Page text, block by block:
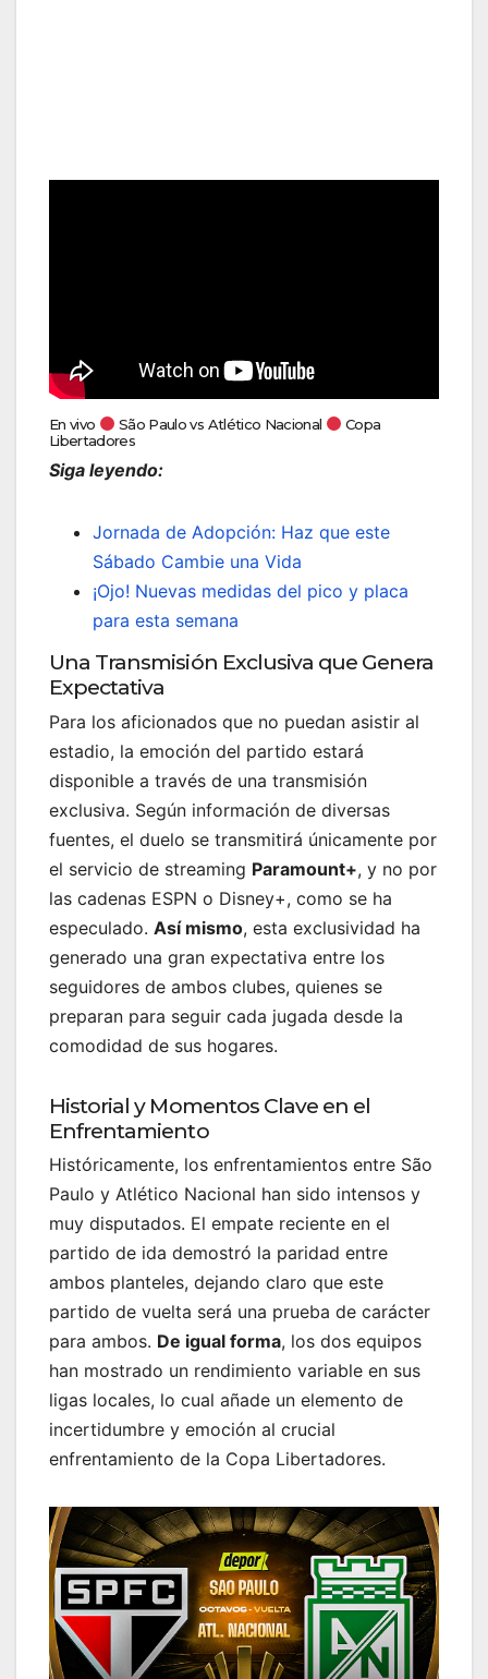
En vivo São Paulo vs Atlético Nacional
Copa
Libertadores
Siga leyendo:
Jornada de Adopción: Haz que este
Sábado Cambie una Vida
¡Ojo! Nuevas medidas del pico y placa
para esta semana
Una Transmisión Exclusiva que Genera
Expectativa
Para los aficionados que no puedan asistir al
estadio, la emoción del partido estará
disponible a través de una transmisión
exclusiva. Según información de diversas
fuentes, el duelo se transmitirá únicamente por
el servicio de streaming Paramount+, y no por
las cadenas ESPN o Disney+, como se ha
especulado. Así mismo, esta exclusividad ha
generado una gran expectativa entre los
seguidores de ambos clubes, quienes se
preparan para seguir cada jugada desde la
comodidad de sus hogares.
Historial y Momentos Clave en el
Enfrentamiento
Históricamente, los enfrentamientos entre São
Paulo y Atlético Nacional han sido intensos y
muy disputados. El empate reciente en el
partido de ida demostró la paridad entre
ambos planteles, dejando claro que este
partido de vuelta será una prueba de carácter
para ambos. De igual forma, los dos equipos
han mostrado un rendimiento variable en sus
ligas locales, lo cual añade un elemento de
incertidumbre y emoción al crucial
enfrentamiento de la Copa Libertadores.